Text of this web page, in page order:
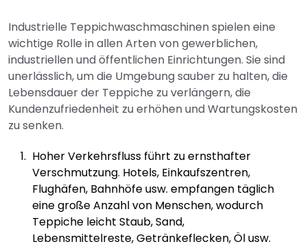
Industrielle Teppichwaschmaschinen spielen eine
wichtige Rolle in allen Arten von gewerblichen,
industriellen und öffentlichen Einrichtungen. Sie sind
unerlässlich, um die Umgebung sauber zu halten, die
Lebensdauer der Teppiche zu verlängern, die
Kundenzufriedenheit zu erhöhen und Wartungskosten
zu senken.
Hoher Verkehrsfluss führt zu ernsthafter
Verschmutzung. Hotels, Einkaufszentren,
Flughäfen, Bahnhöfe usw. empfangen täglich
eine große Anzahl von Menschen, wodurch
Teppiche leicht Staub, Sand,
Lebensmittelreste, Getränkeflecken, Öl usw.